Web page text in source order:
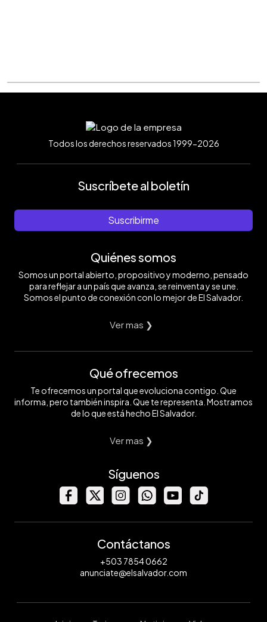
Todos los derechos reservados 1999-2026
Suscríbete al boletín
Suscribirme
Quiénes somos
Somos un portal abierto, propositivo y moderno, pensado
para reflejar a un país que avanza, se reinventa y se une.
Somos el punto de conexión con lo mejor de El Salvador.
Ver mas ❯
Qué ofrecemos
Te ofrecemos un portal que evoluciona contigo. Que
informa, pero también inspira. Que te representa. Mostramos
de lo que está hecho El Salvador.
Ver mas ❯
Síguenos
Contáctanos
+503 7854 0662
anunciate@elsalvador.com